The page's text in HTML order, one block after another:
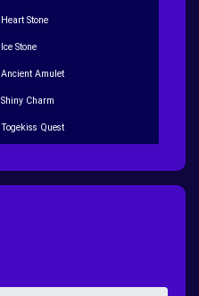
Heart Stone
Ice Stone
Ancient Amulet
Shiny Charm
Togekiss Quest
New Continent Quest pt.2